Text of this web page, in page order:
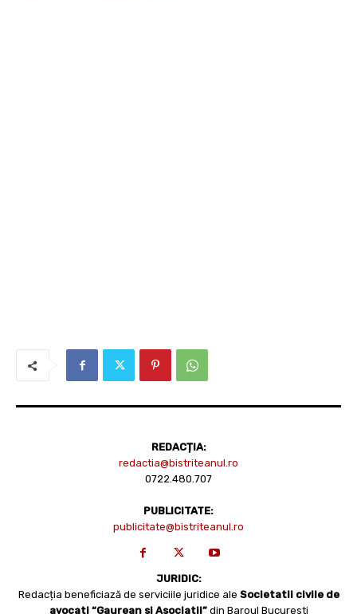
REDACȚIA:
redactia@bistriteanul.ro
0722.480.707
PUBLICITATE:
publicitate@bistriteanul.ro
JURIDIC:
Redacția beneficiază de serviciile juridice ale Societatii civile de
avocati “Gaurean si Asociatii” din Baroul Bucuresti